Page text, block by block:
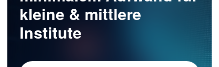
kleine & mittlere
Institute